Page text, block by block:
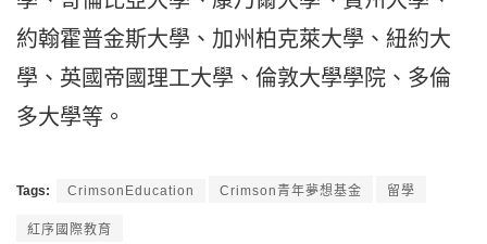
約翰霍普金斯大學、加州柏克萊大學、紐約大
學、英國帝國理工大學、倫敦大學學院、多倫
多大學等。
Tags: CrimsonEducation Crimson青年夢想基金 留學
紅序國際教育